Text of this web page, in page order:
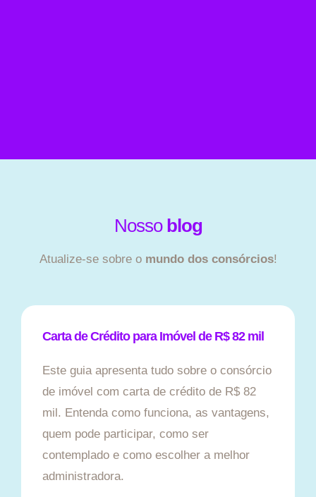
Nosso blog
Atualize-se sobre o mundo dos consórcios!
Carta de Crédito para Imóvel de R$ 82 mil
Este guia apresenta tudo sobre o consórcio
de imóvel com carta de crédito de R$ 82
mil. Entenda como funciona, as vantagens,
quem pode participar, como ser
contemplado e como escolher a melhor
administradora.